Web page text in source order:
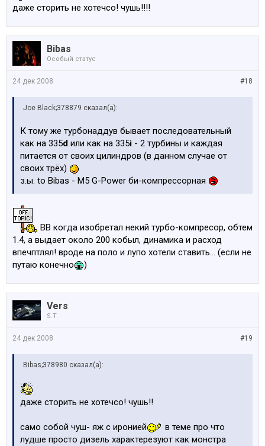
даже сторить не хотечсо! чушь!!!!
Bibas
Особый статус
#18
24 дек 2008
Joe Black;378879 сказал(а):
К тому же турбонаддув бывает последовательный
как на 335d или как на 335i - 2 турбины и каждая
питается от своих цилиндров (в данном случае от
своих трёх)
з.ы. to Bibas - М5 G-Power би-компрессорная
ВВ когда изобретал некий турбо-компресор, обтем
1.4, а выдает около 200 кобыл, динамика и расход
впечптлял! вроде на поло и лупо хотели ставить... (если не
путаю конечно
)
Vers
S.T
#19
24 дек 2008
Bibas;378980 сказал(а):
даже сторить не хотечсо! чушь!!
само собой чуш- яж с иронией
в теме про что
лудше просто дизель характерезуют как монстра